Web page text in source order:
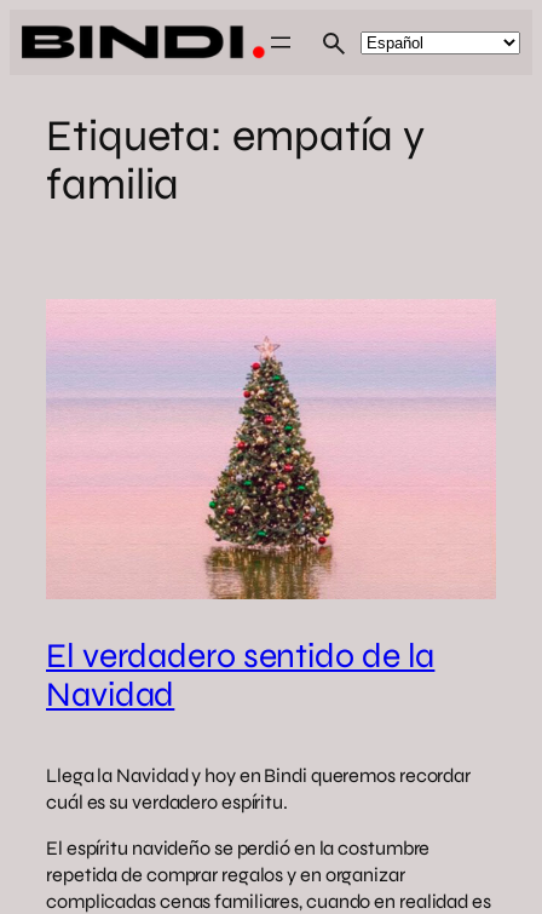
Saltar
al
Etiqueta: empatía y
familia
El verdadero sentido de la
Navidad
Llega la Navidad y hoy en Bindi queremos recordar
cuál es su verdadero espíritu.
El espíritu navideño se perdió en la costumbre
repetida de comprar regalos y en organizar
complicadas cenas familiares, cuando en realidad es